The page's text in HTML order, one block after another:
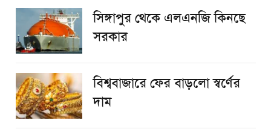
সিঙ্গাপুর থেকে এলএনজি কিনছে
সরকার
বিশ্ববাজারে ফের বাড়লো স্বর্ণের
দাম